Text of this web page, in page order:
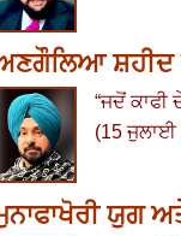
ਸ਼ਹੀਦ
“ਜਦੋਂ ਕਾਫੀ
(15 ਜੁਲਾਈ
ਯੁਗ